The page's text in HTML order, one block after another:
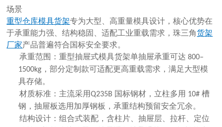
场景
重型仓库模具货架专为大型、高重量模具设计，核心优势在
于承重能力强、结构稳固、适配工业重载需求 ，珠三角货架
厂家产品普遍符合国标安全要求。
承重范围：重型抽屉式模具货架单抽屉承重可达 800–
1500kg ，部分定制款可适配更高重载需求，满足大型模
具存储。
材质标准：主流采用Q235B 国标钢材 ，立柱多用 10#槽
钢，抽屉板选用加厚钢板，承重结构预留安全冗余。
结构设计：组合式装配，含柱片、抽屉层、拉杆、定位